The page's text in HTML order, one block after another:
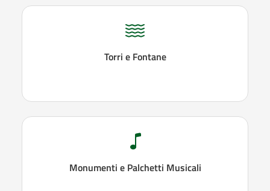
Torri e Fontane
Monumenti e Palchetti Musicali